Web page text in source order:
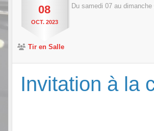
08
OCT. 2023
Du samedi 07 au dimanche
Tir en Salle
Invitation à la